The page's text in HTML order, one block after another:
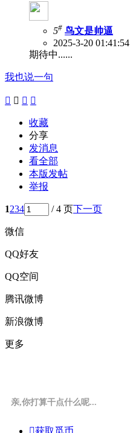
5# 鸟文是帅逼
2025-3-20 01:41:54
期待中......
我也说一句
   
收藏
分享
发消息
看全部
本版发帖
举报
1234 / 4 页下一页
微信
QQ好友
QQ空间
腾讯微博
新浪微博
更多
亲,你打算干点什么呢...